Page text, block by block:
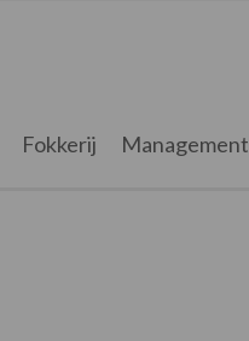
Fokkerij Management